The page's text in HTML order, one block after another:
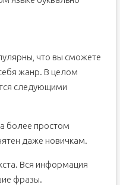
что вы сможете
жанр. В целом
следующими
более простом
даже новичкам.
Вся информация
фразы.